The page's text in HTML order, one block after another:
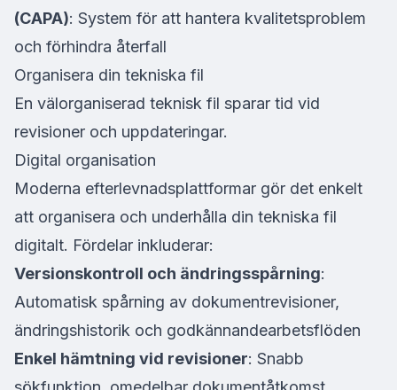
(CAPA): System för att hantera kvalitetsproblem
och förhindra återfall
Organisera din tekniska fil
En välorganiserad teknisk fil sparar tid vid
revisioner och uppdateringar.
Digital organisation
Moderna efterlevnadsplattformar gör det enkelt
att organisera och underhålla din tekniska fil
digitalt. Fördelar inkluderar:
Versionskontroll och ändringsspårning:
Automatisk spårning av dokumentrevisioner,
ändringshistorik och godkännandearbetsflöden
Enkel hämtning vid revisioner: Snabb